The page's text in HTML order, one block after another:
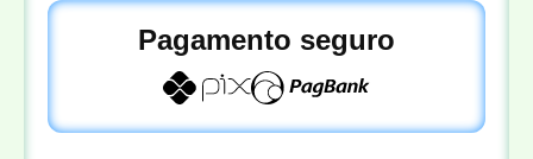
Pagamento seguro